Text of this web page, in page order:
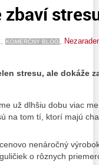
KOMERČNÝ BLOG
stresu, ale dokáže
už dlhšiu dobu viac
na tom tí, ktorí majú
nenáročný
o rôznych